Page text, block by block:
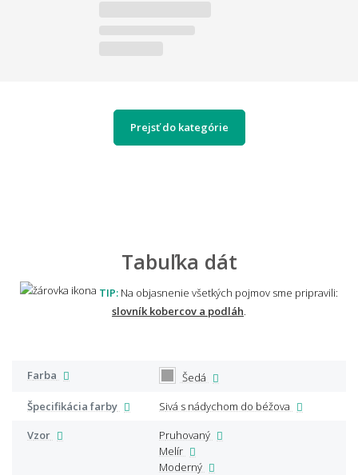
Prejsť do kategórie
Tabuľka dát
TIP: Na objasnenie všetkých pojmov sme pripravili:
slovník kobercov a podláh
Farba
Šedá
Špecifikácia farby
Sivá s nádychom do béžova
Vzor
Pruhovaný
Melír
Moderný